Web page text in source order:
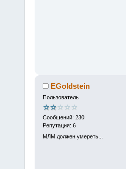
EGoldstein
Пользователь
Сообщений: 230
Репутация: 6
МЛМ должен умереть...